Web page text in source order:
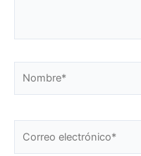
electrónico*